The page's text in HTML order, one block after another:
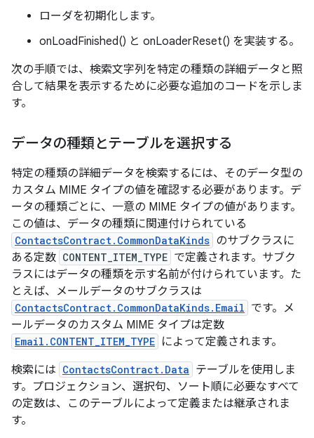
ローダを初期化します。
onLoadFinished() と onLoaderReset() を実装する。
次の手順では、検索文字列を特定の種類の詳細データと照
合して結果を表示するために必要な追加のコードを示しま
す。
データの種類とテーブルを選択する
特定の種類の詳細データを検索するには、そのデータ型の
カスタム MIME タイプの値を確認する必要があります。デ
ータの種類ごとに、一意の MIME タイプの値があります。
この値は、データの種類に関連付けられている
ContactsContract.CommonDataKinds のサブクラスに
ある定数 CONTENT_ITEM_TYPE で定義されます。サブク
ラスにはデータの種類を示す名前が付けられています。た
とえば、メールデータのサブクラスは
ContactsContract.CommonDataKinds.Email です。メ
ールデータのカスタム MIME タイプは定数
Email.CONTENT_ITEM_TYPE によって定義されます。
検索には ContactsContract.Data テーブルを使用しま
す。プロジェクション、選択句、ソート順に必要なすべて
の定数は、このテーブルによって定義または継承されま
す。